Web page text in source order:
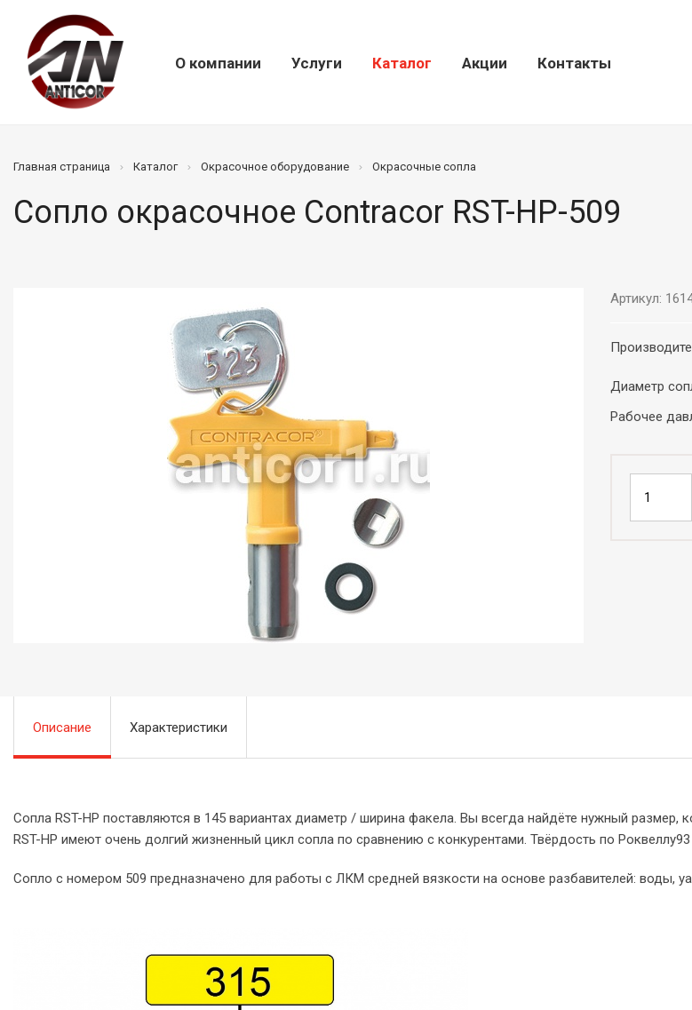
О компании Услуги Каталог Акции Контакты
Главная страница Каталог Окрасочное оборудование Окрасочные сопла
Сопло окрасочное Contracor RST-HP-509
Артикул:
Диаметр
Рабочее
Описание Характеристики
Сопла RST-HP поставляются в 145 вариантах диаметр / ширина факела. Вы всегда найдёте нужный
RST-HP имеют очень долгий жизненный цикл сопла по сравнению с конкурентами. Твёрдость по Роквеллу93
Сопло с номером 509 предназначено для работы с ЛКМ средней вязкости на основе разбавителей: воды,